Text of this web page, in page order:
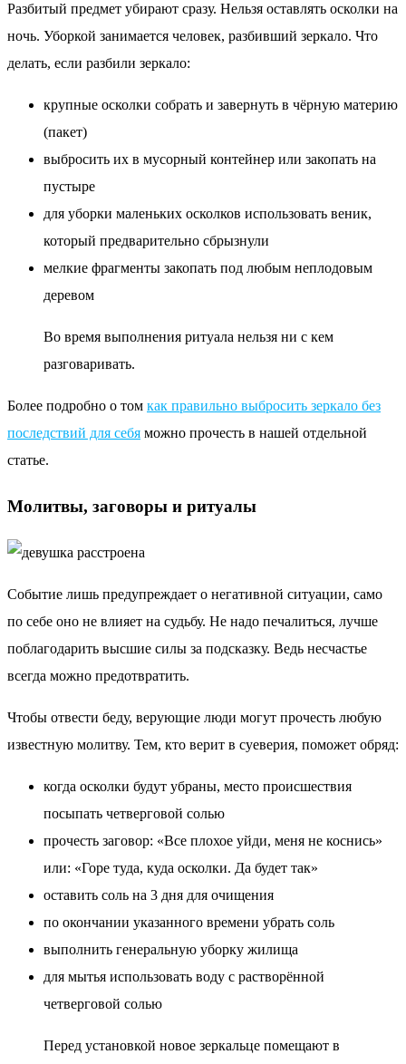
Разбитый предмет убирают сразу. Нельзя оставлять осколки на
ночь. Уборкой занимается человек, разбивший зеркало. Что
делать, если разбили зеркало:
крупные осколки собрать и завернуть в чёрную материю
(пакет)
выбросить их в мусорный контейнер или закопать на
пустыре
для уборки маленьких осколков использовать веник,
который предварительно сбрызнули
мелкие фрагменты закопать под любым неплодовым
деревом
Во время выполнения ритуала нельзя ни с кем
разговаривать.
Более подробно о том как правильно выбросить зеркало без
последствий для себя можно прочесть в нашей отдельной
статье.
Молитвы, заговоры и ритуалы
Событие лишь предупреждает о негативной ситуации, само
по себе оно не влияет на судьбу. Не надо печалиться, лучше
поблагодарить высшие силы за подсказку. Ведь несчастье
всегда можно предотвратить.
Чтобы отвести беду, верующие люди могут прочесть любую
известную молитву. Тем, кто верит в суеверия, поможет обряд:
когда осколки будут убраны, место происшествия
посыпать четверговой солью
прочесть заговор: «Все плохое уйди, меня не коснись»
или: «Горе туда, куда осколки. Да будет так»
оставить соль на 3 дня для очищения
по окончании указанного времени убрать соль
выполнить генеральную уборку жилища
для мытья использовать воду с растворённой
четверговой солью
Перед установкой новое зеркальце помещают в